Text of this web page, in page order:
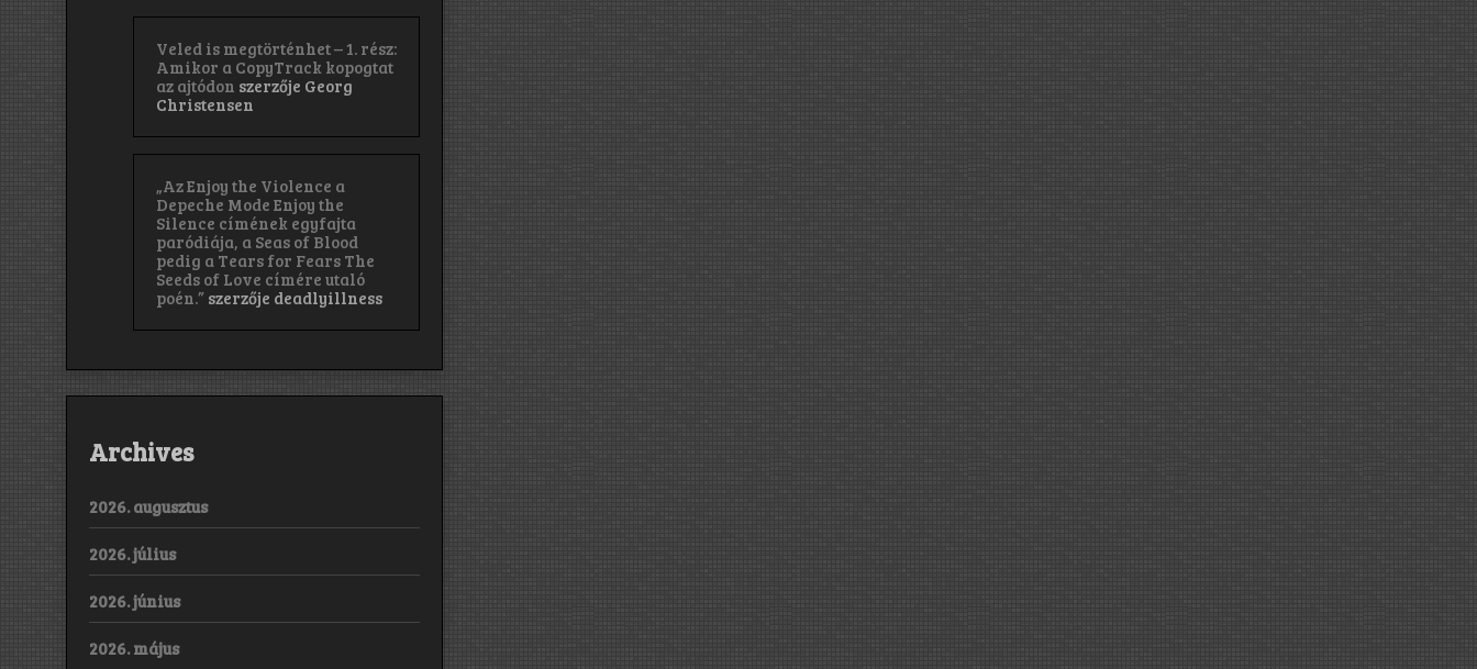
Veled is megtörténhet – 1. rész:
Amikor a CopyTrack kopogtat
az ajtódon szerzője Georg
Christensen
„Az Enjoy the Violence a
Depeche Mode Enjoy the
Silence címének egyfajta
paródiája, a Seas of Blood
pedig a Tears for Fears The
Seeds of Love címére utaló
poén.” szerzője deadlyillness
Archives
2026. augusztus
2026. július
2026. június
2026. május